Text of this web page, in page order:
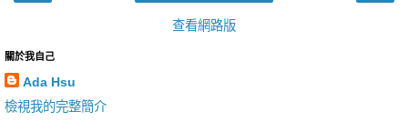
查看網路版
關於我自己
Ada Hsu
檢視我的完整簡介